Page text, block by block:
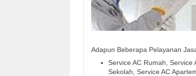
Adapun Beberapa Pelayanan
Service AC Rumah, Service
Sekolah, Service AC